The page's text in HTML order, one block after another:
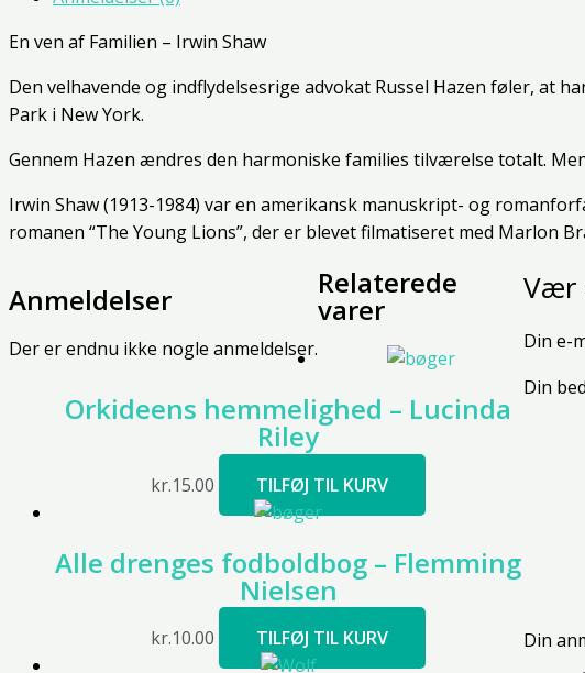
En ven af Familien – Irwin Shaw
Den velhavende og indflydelsesrige advokat Russel Hazen føler, at
Park i New York.
Gennem Hazen ændres den harmoniske families tilværelse totalt.
Irwin Shaw (1913-1984) var en amerikansk manuskript- og
romanen “The Young Lions”, der er blevet filmatiseret med Marlon
Anmeldelser
Der er endnu ikke nogle anmeldelser.
Vær
Din e-
Din
Din
Relaterede
varer
Orkideens hemmelighed – Lucinda
Riley
kr.15.00 TILFØJ TIL KURV
Alle drenges fodboldbog – Flemming
Nielsen
kr.10.00 TILFØJ TIL KURV